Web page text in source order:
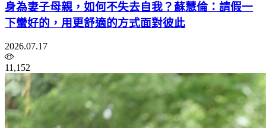
身為妻子母親，如何不失去自我？蘇慧倫：請假一
下蠻好的，用更舒適的方式面對彼此
2026.07.17
11,152